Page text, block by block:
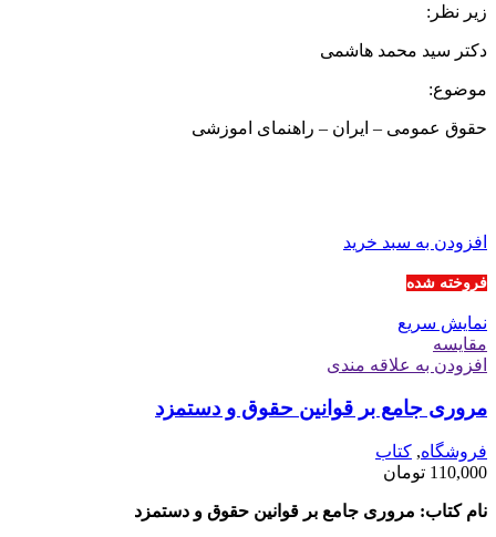
زیر نظر:
دکتر سید محمد هاشمی
موضوع:
حقوق عمومی – ایران – راهنمای اموزشی
افزودن به سبد خرید
فروخته شده
نمایش سریع
مقايسه
افزودن به علاقه مندی
مروری جامع بر قوانین حقوق و دستمزد
فروشگاه, کتاب
110,000 تومان
نام کتاب: مروری جامع بر قوانین حقوق و دستمزد